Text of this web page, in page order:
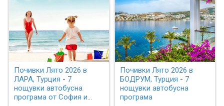
Почивки Лято 2026 в
ЛАРА, Турция - 7
нощувки автобусна
програма от София и
Почивки Лято 2026 в
БОДРУМ, Турция - 7
нощувки автобусна
програма